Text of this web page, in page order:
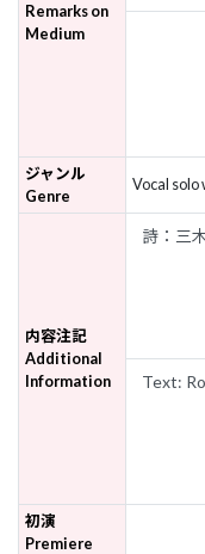
Remarks on
Medium
ジャンル
Genre
Vocal solo
内容注記
Additional
Information
初演
Premiere